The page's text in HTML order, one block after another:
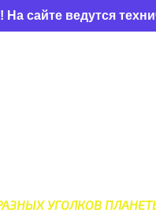
УГОЛКОВ
технические